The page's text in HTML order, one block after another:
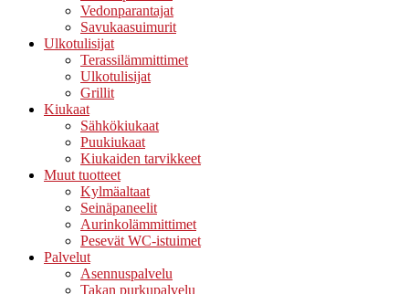
Vedonparantajat
Savukaasuimurit
Ulkotulisijat
Terassilämmittimet
Ulkotulisijat
Grillit
Kiukaat
Sähkökiukaat
Puukiukaat
Kiukaiden tarvikkeet
Muut tuotteet
Kylmäaltaat
Seinäpaneelit
Aurinkolämmittimet
Pesevät WC-istuimet
Palvelut
Asennuspalvelu
Takan purkupalvelu